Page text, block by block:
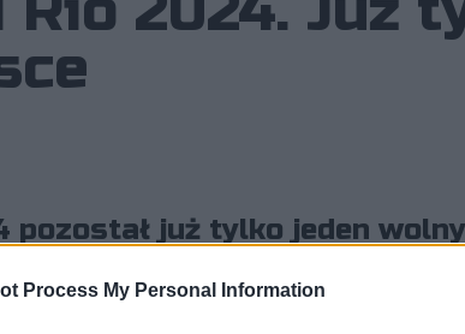
Process My Personal Information
pozostał już tylko jeden
eliminacje, co oznacza, że
brazylijskiego lana.